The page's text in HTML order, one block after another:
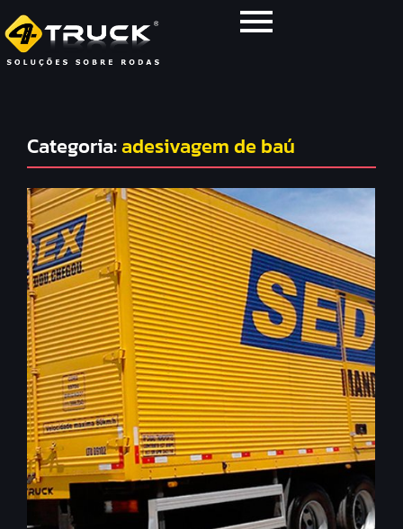
Categoria:adesivagem de baú